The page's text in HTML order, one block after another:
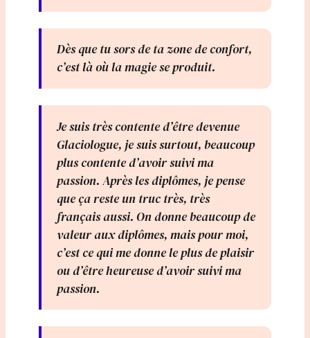
Dès que tu sors de ta zone de confort,
c’est là où la magie se produit.
Je suis très contente d’être devenue
Glaciologue, je suis surtout, beaucoup
plus contente d’avoir suivi ma
passion. Après les diplômes, je pense
que ça reste un truc très, très
français aussi. On donne beaucoup de
valeur aux diplômes, mais pour moi,
c’est ce qui me donne le plus de plaisir
ou d’être heureuse d’avoir suivi ma
passion.